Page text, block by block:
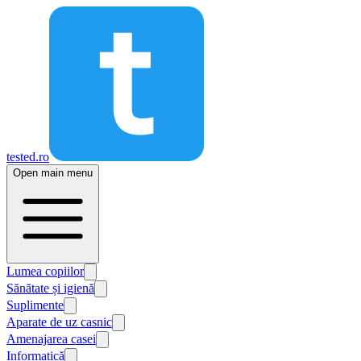
tested.ro
Open main menu
Lumea copiilor
Sănătate și igienă
Suplimente
Aparate de uz casnic
Amenajarea casei
Informatică